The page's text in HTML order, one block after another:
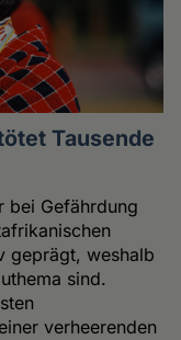
Tausende
bei Gefährdung
geprägt, weshalb
sind.
verheerenden